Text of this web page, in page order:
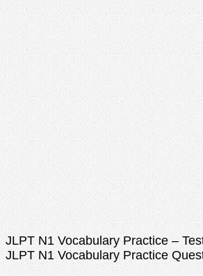
JLPT N1 Vocabulary Practice –
JLPT N1 Vocabulary Practice